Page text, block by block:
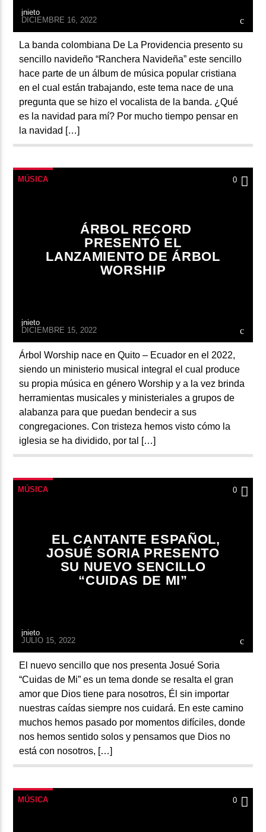
jnieto
DICIEMBRE 16, 2022
La banda colombiana De La Providencia presento su
sencillo navideño “Ranchera Navideña” este sencillo
hace parte de un álbum de música popular cristiana
en el cual están trabajando, este tema nace de una
pregunta que se hizo el vocalista de la banda. ¿Qué
es la navidad para mí? Por mucho tiempo pensar en
la navidad […]
MÚSICA 0
ÁRBOL RECORD
PRESENTÓ EL
LANZAMIENTO DE ÁRBOL
WORSHIP
jnieto
DICIEMBRE 15, 2022
Árbol Worship nace en Quito – Ecuador en el 2022,
siendo un ministerio musical integral el cual produce
su propia música en género Worship y a la vez brinda
herramientas musicales y ministeriales a grupos de
alabanza para que puedan bendecir a sus
congregaciones. Con tristeza hemos visto cómo la
iglesia se ha dividido, por tal […]
MÚSICA 0
EL CANTANTE ESPAÑOL,
JOSUÉ SORIA PRESENTO
SU NUEVO SENCILLO
“CUIDAS DE MI”
jnieto
JULIO 15, 2022
El nuevo sencillo que nos presenta Josué Soria
“Cuidas de Mi” es un tema donde se resalta el gran
amor que Dios tiene para nosotros, Él sin importar
nuestras caídas siempre nos cuidará. En este camino
muchos hemos pasado por momentos difíciles, donde
nos hemos sentido solos y pensamos que Dios no
está con nosotros, […]
MÚSICA 0